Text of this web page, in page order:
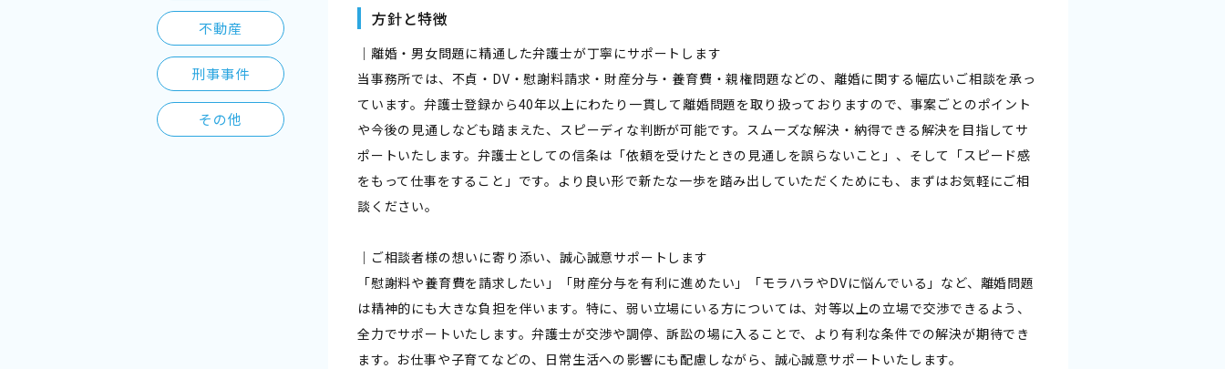
不動産
刑事事件
その他
方針と特徴
｜離婚・男女問題に精通した弁護士が丁寧にサポートします
当事務所では、不貞・DV・慰謝料請求・財産分与・養育費・親権問題などの、離婚に関する幅広いご相談を承っ
ています。弁護士登録から40年以上にわたり一貫して離婚問題を取り扱っておりますので、事案ごとのポイント
や今後の見通しなども踏まえた、スピーディな判断が可能です。スムーズな解決・納得できる解決を目指してサ
ポートいたします。弁護士としての信条は「依頼を受けたときの見通しを誤らないこと」、そして「スピード感
をもって仕事をすること」です。より良い形で新たな一歩を踏み出していただくためにも、まずはお気軽にご相
談ください。
｜ご相談者様の想いに寄り添い、誠心誠意サポートします
「慰謝料や養育費を請求したい」「財産分与を有利に進めたい」「モラハラやDVに悩んでいる」など、離婚問題
は精神的にも大きな負担を伴います。特に、弱い立場にいる方については、対等以上の立場で交渉できるよう、
全力でサポートいたします。弁護士が交渉や調停、訴訟の場に入ることで、より有利な条件での解決が期待でき
ます。お仕事や子育てなどの、日常生活への影響にも配慮しながら、誠心誠意サポートいたします。